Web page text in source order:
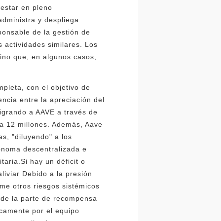
en pleno
y despliega
de la gestión de
actividades similares. Los
que, en algunos casos,
con el objetivo de
entre la apreciación del
a AAVE a través de
12 millones. Además, Aave
"diluyendo" a los
descentralizada e
hay un déficit o
Debido a la presión
otros riesgos sistémicos
la parte de recompensa
por el equipo